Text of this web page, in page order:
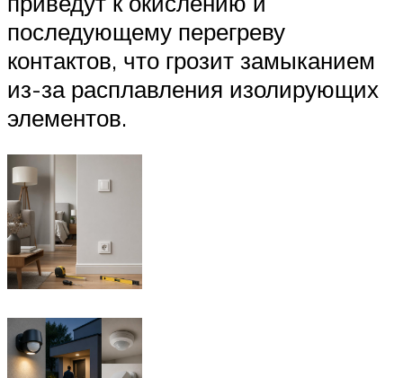
последующему перегреву
контактов, что грозит замыканием
из-за расплавления изолирующих
элементов.